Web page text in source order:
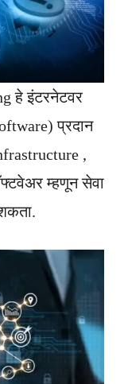
हे इंटरनेटवर
प्रदान
,
म्हणून सेवा